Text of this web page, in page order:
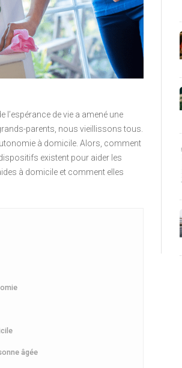
de vie a amené une
parents, nous vieillissons tous.
à domicile. Alors, comment
existent pour aider les
à domicile et comment elles
âgée